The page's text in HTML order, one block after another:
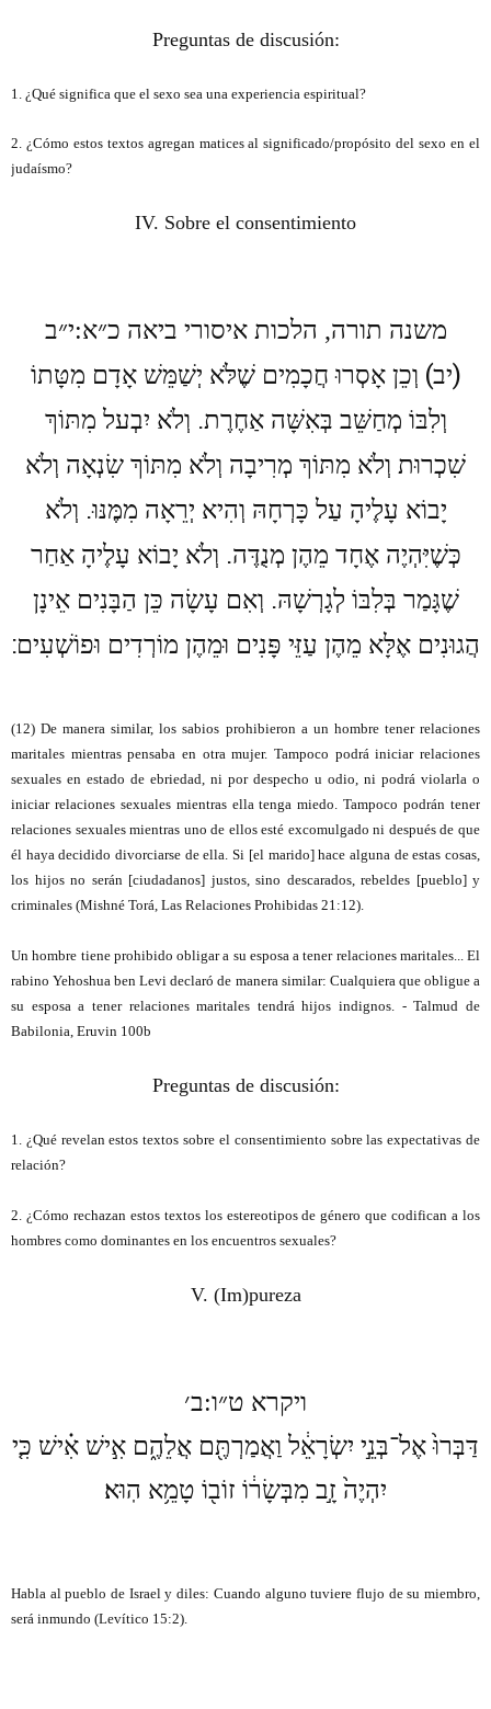
Preguntas de discusión:
1. ¿Qué significa que el sexo sea una experiencia espiritual?
2. ¿Cómo estos textos agregan matices al significado/propósito del sexo en el
judaísmo?
IV. Sobre el consentimiento
משנה תורה, הלכות איסורי ביאה כ״א:י״ב
(יב) וְכֵן אָסְרוּ חֲכָמִים שֶׁלֹּא יְשַׁמֵּשׁ אָדָם מִטָּתוֹ
וְלִבּוֹ מְחַשֵּׁב בְּאִשָּׁה אַחֶרֶת. וְלֹא יִבְעל מִתּוֹךְ
שִׁכְרוּת וְלֹא מִתּוֹךְ מְרִיבָה וְלֹא מִתּוֹךְ שִׂנְאָה וְלֹא
יָבוֹא עָלֶיהָ עַל כָּרְחָהּ וְהִיא יְרֵאָה מִמֶּנּוּ. וְלֹא
כְּשֶׁיִּהְיֶה אֶחָד מֵהֶן מְנֻדֶּה. וְלֹא יָבוֹא עָלֶיהָ אַחַר
שֶׁגָּמַר בְּלִבּוֹ לְגָרְשָׁהּ. וְאִם עָשָׂה כֵּן הַבָּנִים אֵינָן
הֲגוּנִים אֶלָּא מֵהֶן עַזֵּי פָּנִים וּמֵהֶן מוֹרְדִים וּפוֹשְׁעִים:
(12) De manera similar, los sabios prohibieron a un hombre tener relaciones
maritales mientras pensaba en otra mujer. Tampoco podrá iniciar relaciones
sexuales en estado de ebriedad, ni por despecho u odio, ni podrá violarla o
iniciar relaciones sexuales mientras ella tenga miedo. Tampoco podrán tener
relaciones sexuales mientras uno de ellos esté excomulgado ni después de que
él haya decidido divorciarse de ella. Si [el marido] hace alguna de estas cosas,
los hijos no serán [ciudadanos] justos, sino descarados, rebeldes [pueblo] y
criminales (Mishné Torá, Las Relaciones Prohibidas 21:12).
Un hombre tiene prohibido obligar a su esposa a tener relaciones maritales... El
rabino Yehoshua ben Levi declaró de manera similar: Cualquiera que obligue a
su esposa a tener relaciones maritales tendrá hijos indignos. - Talmud de
Babilonia, Eruvin 100b
Preguntas de discusión:
1. ¿Qué revelan estos textos sobre el consentimiento sobre las expectativas de
relación?
2. ¿Cómo rechazan estos textos los estereotipos de género que codifican a los
hombres como dominantes en los encuentros sexuales?
V. (Im)pureza
ויקרא ט״ו:ב׳
דַּבְּרוּ֙ אֶל־בְּנֵ֣י יִשְׂרָאֵ֔ל וַאֲמַרְתֶּ֖ם אֲלֵהֶ֑ם אִ֣ישׁ אִ֗ישׁ כִּ֤י
יִהְיֶה֙ זָ֣ב מִבְּשָׂר֔וֹ זוֹב֖וֹ טָמֵ֥א הֽוּא׃
Habla al pueblo de Israel y diles: Cuando alguno tuviere flujo de su miembro,
será inmundo (Levítico 15:2).